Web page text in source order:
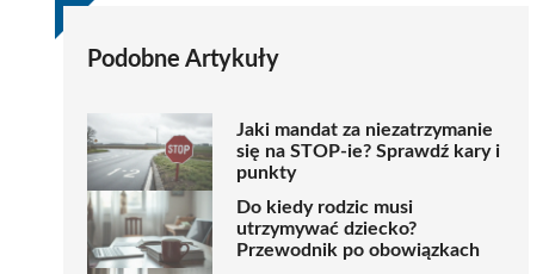
Podobne Artykuły
Jaki mandat za niezatrzymanie
się na STOP-ie? Sprawdź kary i
punkty
Do kiedy rodzic musi
utrzymywać dziecko?
Przewodnik po obowiązkach